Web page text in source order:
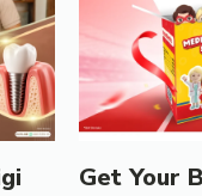
Get Your